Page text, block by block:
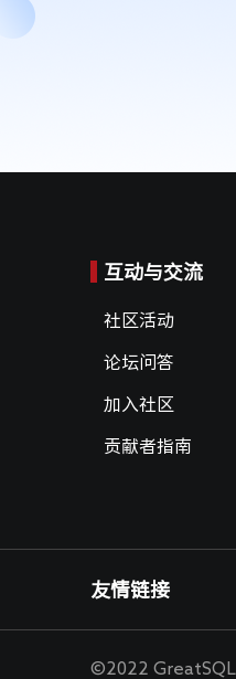
互动与交流
社区活动
论坛问答
加入社区
贡献者指南
友情链接
©2022